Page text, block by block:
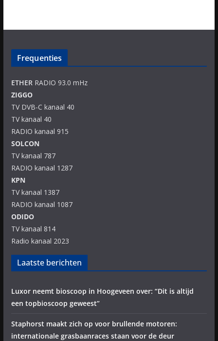
Frequenties
ETHERRADIO 93.0 mHz
ZIGGO
TV DVB-C kanaal 40
TV kanaal 40
RADIO kanaal 915
SOLCON
TV kanaal 787
RADIO kanaal 1287
KPN
TV kanaal 1387
RADIO kanaal 1087
ODIDO
TV kanaal 814
Radio kanaal 2023
Laatste berichten
Luxor neemt bioscoop in Hoogeveen over: “Dit is altijd
een topbioscoop geweest”
Staphorst maakt zich op voor brullende motoren:
internationale grasbaanraces staan voor de deur